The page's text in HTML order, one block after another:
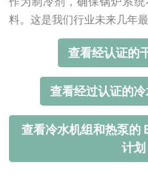
料。这是我们行业未来几年
查看经认证的
查看经过认证的
查看冷水机组和热泵的
计划